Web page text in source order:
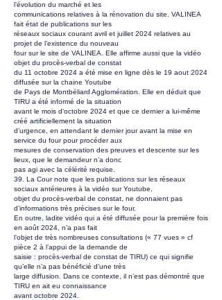
l’évolution du marché et les
communications relatives à la rénovation du site. VALINEA
fait état de publications sur les
réseaux sociaux courant avril et juillet 2024 relatives au
projet de l’existence du nouveau
four sur le site de VALINEA. Elle affirme aussi que la vidéo
objet du procès-verbal de constat
du 11 octobre 2024 a été mise en ligne dès le 19 aout 2024
diffusée sur la chaine Youtube
de Pays de Montbéliard Agglomération. Elle en déduit que
TIRU a été informé de la situation
avant le mois d’octobre 2024 et que ce dernier a lui-même
créé artificiellement la situation
d’urgence, en attendant le dernier jour avant la mise en
service du four pour procéder aux
mesures de conservation des preuves et descente sur les
lieux, que le demandeur n’a donc
pas agi avec la célérité requise.
39. La Cour note que les publications sur les réseaux
sociaux antérieures à la vidéo sur Youtube,
objet du procès-verbal de constat, ne donnaient pas
d’informations très précises sur le four.
En outre, ladite vidéo qui a été diffusée pour la première fois
en août 2024, n’a pas fait
l’objet de très nombreuses consultations (« 77 vues » cf
pièce 2 à l’appui de la demande de
saisie : procès-verbal de constat de TIRU) ce qui signifie
qu’elle n’a pas bénéficié d’une très
large diffusion. Dans ce contexte, il n’est pas démontré que
TIRU en ait eu connaissance
avant octobre 2024.